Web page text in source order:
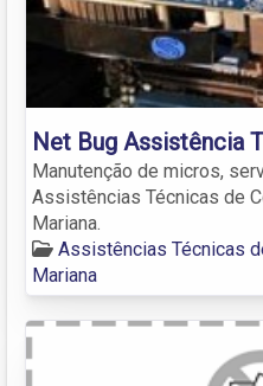
Net Bug Assistência
Manutenção de micros,
Assistências Técnicas de
Mariana.
Assistências Técnicas
Mariana